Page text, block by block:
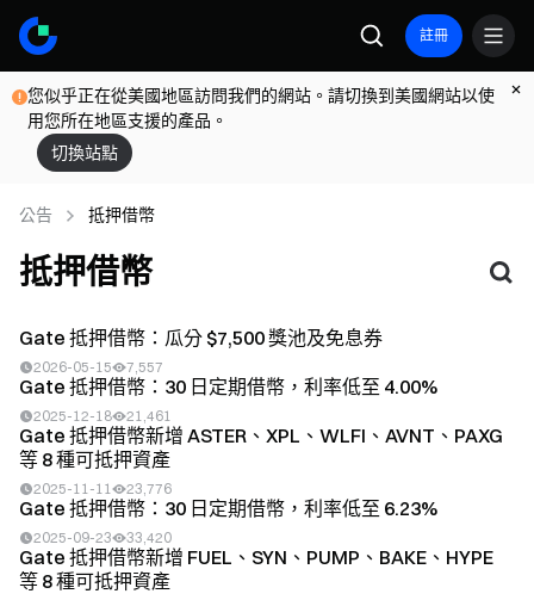
註冊
您似乎正在從美國地區訪問我們的網站。請切換到美國網站以使
用您所在地區支援的產品。
切換站點
公告 抵押借幣
抵押借幣
Gate 抵押借幣：瓜分 $7,500 獎池及免息券
2026-05-15 7,557
Gate 抵押借幣：30 日定期借幣，利率低至 4.00%
2025-12-18 21,461
Gate 抵押借幣新增 ASTER、XPL、WLFI、AVNT、PAXG
等 8 種可抵押資產
2025-11-11 23,776
Gate 抵押借幣：30 日定期借幣，利率低至 6.23%
2025-09-23 33,420
Gate 抵押借幣新增 FUEL、SYN、PUMP、BAKE、HYPE
等 8 種可抵押資產